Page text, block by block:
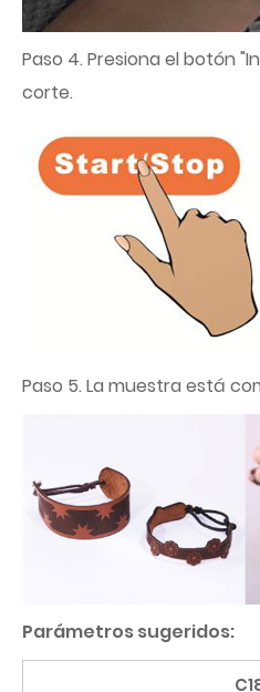
Paso 4. Presiona el botón
corte.
Paso 5. La muestra está
Parámetros sugeridos: